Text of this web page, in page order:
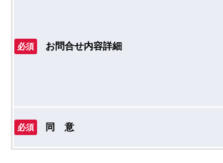
必須 お問合せ内容詳細
必須 同 意